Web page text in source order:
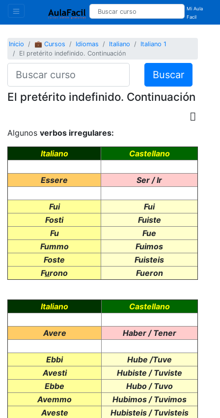
Mi Aula
Facil
Inicio 💼 Cursos Idiomas Italiano
Italiano 1
El pretérito indefinido. Continuación
Buscar
El pretérito indefinido. Continuación
Algunos verbos irregulares:
Italiano Castellano
Essere Ser / Ir
Fui
Fui
Fosti
Fuiste
Fu
Fue
Fummo
Fuimos
Foste
Fuisteis
Furono Fueron
Italiano Castellano
Avere Haber / Tener
Ebbi
Hube /Tuve
Avesti
Hubiste / Tuviste
Ebbe
Hubo / Tuvo
Avemmo
Hubimos / Tuvimos
Aveste
Hubisteis / Tuvisteis